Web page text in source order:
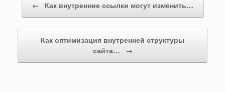
← Как внутренние ссылки могут изменить…
Как оптимизация внутренней структуры
сайта…
→